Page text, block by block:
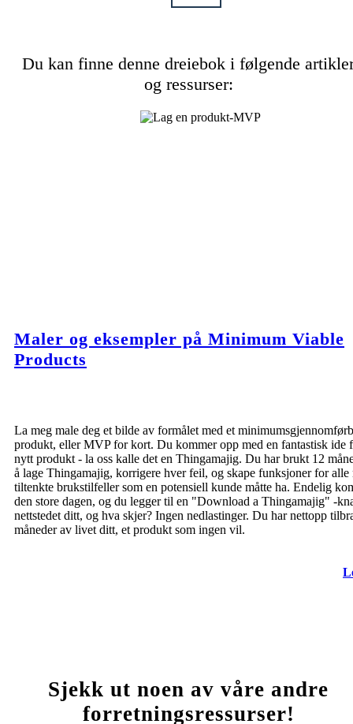
Du kan finne denne dreiebok i følgende
og ressurser:
Maler og eksempler på Minimum Viable
Products
La meg male deg et bilde av formålet med et
produkt, eller MVP for kort. Du kommer opp med en fantastisk ide
nytt produkt - la oss kalle det en Thingamajig. Du har brukt 12
å lage Thingamajig, korrigere hver feil, og skape funksjoner for alle
tiltenkte brukstilfeller som en potensiell kunde måtte ha. Endelig
den store dagen, og du legger til en "Download a Thingamajig" -
nettstedet ditt, og hva skjer? Ingen nedlastinger. Du har nettopp
måneder av livet ditt, et produkt som ingen vil.
Sjekk ut noen av våre andre
forretningsressurser!